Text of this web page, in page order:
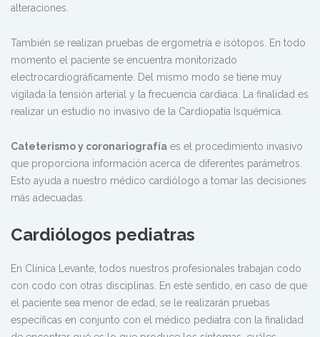
alteraciones.
También se realizan pruebas de ergometría e isótopos. En todo
momento el paciente se encuentra monitorizado
electrocardiográficamente. Del mismo modo se tiene muy
vigilada la tensión arterial y la frecuencia cardiaca. La finalidad es
realizar un estudio no invasivo de la Cardiopatía Isquémica.
Cateterismo y coronariografía es el procedimiento invasivo
que proporciona información acerca de diferentes parámetros.
Esto ayuda a nuestro médico cardiólogo a tomar las decisiones
más adecuadas.
Cardiólogos pediatras
En Clínica Levante, todos nuestros profesionales trabajan codo
con codo con otras disciplinas. En este sentido, en caso de que
el paciente sea menor de edad, se le realizarán pruebas
específicas en conjunto con el médico pediatra con la finalidad